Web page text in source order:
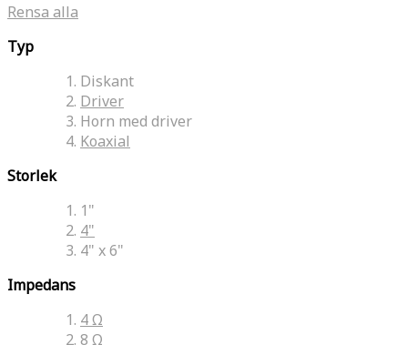
Rensa alla
Typ
Diskant
Driver
Horn med driver
Koaxial
Storlek
1"
4"
4" x 6"
Impedans
4 Ω
8 Ω